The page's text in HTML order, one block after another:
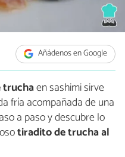
Añádenos en Google
truchaen sashimi sirve
fría acompañada de una
a paso y descubre lo
tiradito de trucha al